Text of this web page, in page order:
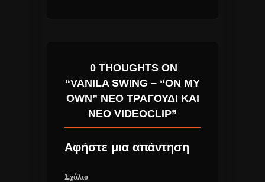
0 THOUGHTS ON
“VANILA SWING – “ON MY
OWN” ΝΈΟ ΤΡΑΓΟΎΔΙ ΚΑΙ
ΝΈΟ VIDEOCLIP”
Αφήστε μια απάντηση
Σχόλιο